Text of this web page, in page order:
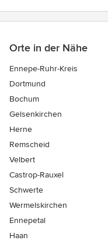
Orte in der Nähe
Ennepe-Ruhr-Kreis
Dortmund
Bochum
Gelsenkirchen
Herne
Remscheid
Velbert
Castrop-Rauxel
Schwerte
Wermelskirchen
Ennepetal
Haan